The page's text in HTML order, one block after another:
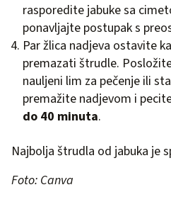
rasporedite jabuke sa
ponavljajte postupak s
Par žlica nadjeva ostavite
premazati štrudle.
nauljeni lim za pečenje ili
premažite nadjevom i
do 40 minuta.
Najbolja štrudla od jabuka je
Foto: Canva